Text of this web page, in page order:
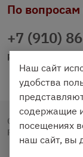
По вопросам
+7 (910)
Copyright © 2020 -
Разработка и
Наш сайт
удобства
содержащие
посещениях
наш сайт, вы